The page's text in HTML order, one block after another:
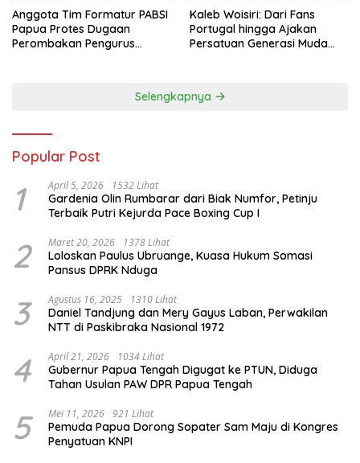
Anggota Tim Formatur PABSI
Papua Protes Dugaan
Perombakan Pengurus
Kaleb Woisiri: Dari Fans
Portugal hingga Ajakan
Persatuan Generasi Muda
Selengkapnya
Popular Post
1 April 5, 2026 1532 Lihat
Gardenia Olin Rumbarar dari Biak Numfor, Petinju
Terbaik Putri Kejurda Pace Boxing Cup I
2 Maret 20, 2026 1378 Lihat
Loloskan Paulus Ubruange, Kuasa Hukum Somasi
Pansus DPRK Nduga
3 Agustus 16, 2025 1310 Lihat
Daniel Tandjung dan Mery Gayus Laban, Perwakilan
NTT di Paskibraka Nasional 1972
4 April 21, 2026 1034 Lihat
Gubernur Papua Tengah Digugat ke PTUN, Diduga
Tahan Usulan PAW DPR Papua Tengah
5 Mei 11, 2026 921 Lihat
Pemuda Papua Dorong Sopater Sam Maju di Kongres
Penyatuan KNPI